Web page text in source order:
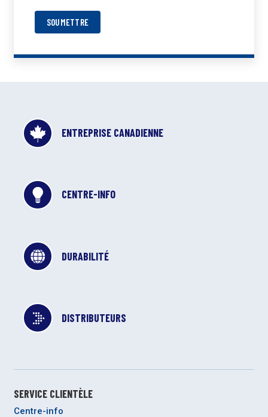
SOUMETTRE
ENTREPRISE CANADIENNE
CENTRE-INFO
DURABILITÉ
DISTRIBUTEURS
SERVICE CLIENTÈLE
Centre-info